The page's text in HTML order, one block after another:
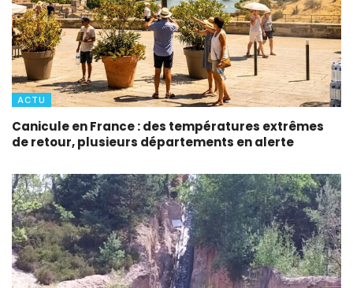
ACTU
Canicule en France : des températures extrêmes
de retour, plusieurs départements en alerte